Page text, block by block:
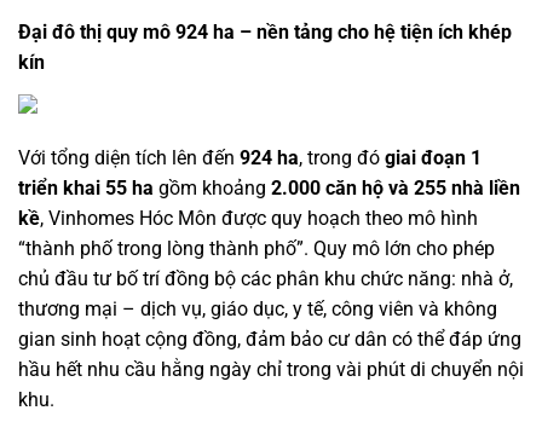
Đại đô thị quy mô 924 ha – nền tảng cho hệ tiện ích khép
kín
Với tổng diện tích lên đến 924 ha, trong đó giai đoạn 1
triển khai 55 ha gồm khoảng 2.000 căn hộ và 255 nhà liền
kề, Vinhomes Hóc Môn được quy hoạch theo mô hình
“thành phố trong lòng thành phố”. Quy mô lớn cho phép
chủ đầu tư bố trí đồng bộ các phân khu chức năng: nhà ở,
thương mại – dịch vụ, giáo dục, y tế, công viên và không
gian sinh hoạt cộng đồng, đảm bảo cư dân có thể đáp ứng
hầu hết nhu cầu hằng ngày chỉ trong vài phút di chuyển nội
khu.